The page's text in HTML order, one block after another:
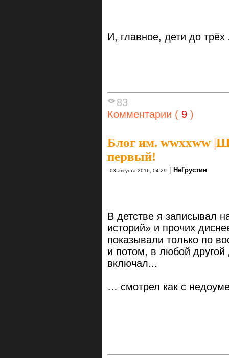
И, главное, дети до
83
Комментарии ( 9 )
Блог им. wwxxww |
первый!
03 августа 2016, 04:29 НеГрустин
В детстве я записывал
историй» и прочих
показывали только по
и потом, в любой другой
включал...
… смотрел как с